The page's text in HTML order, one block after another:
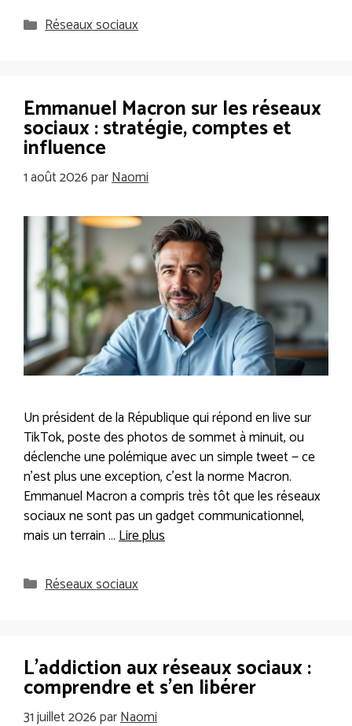
Catégories
Réseaux sociaux
Emmanuel Macron sur les réseaux
sociaux : stratégie, comptes et
influence
1 août 2026parNaomi
Un président de la République qui répond en live sur
TikTok, poste des photos de sommet à minuit, ou
déclenche une polémique avec un simple tweet — ce
n’est plus une exception, c’est la norme Macron.
Emmanuel Macron a compris très tôt que les réseaux
sociaux ne sont pas un gadget communicationnel,
mais un terrain …Lire plus
Catégories
Réseaux sociaux
L’addiction aux réseaux sociaux :
comprendre et s’en libérer
31 juillet 2026parNaomi